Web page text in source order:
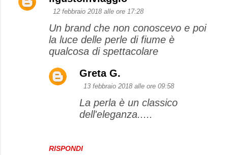
C
12 febbraio 2018 alle ore 17:28
Un brand che non conoscevo e poi
la luce delle perle di fiume è
qualcosa di spettacolare
RISPONDI
Greta G.
13 febbraio 2018 alle ore 09:58
La perla è un classico
dell'eleganza.....